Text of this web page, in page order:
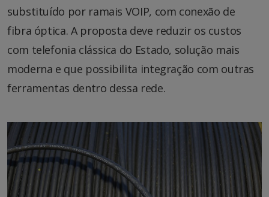
substituído por ramais VOIP, com conexão de
fibra óptica. A proposta deve reduzir os custos
com telefonia clássica do Estado, solução mais
moderna e que possibilita integração com outras
ferramentas dentro dessa rede.